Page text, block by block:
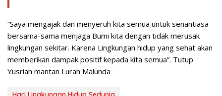
“Saya mengajak dan menyeruh kita semua untuk senantiasa
bersama-sama menjaga Bumi kita dengan tidak merusak
lingkungan sekitar. Karena Lingkungan hidup yang sehat akan
memberikan dampak positif kepada kita semua”. Tutup
Yusriah mantan Lurah Malunda